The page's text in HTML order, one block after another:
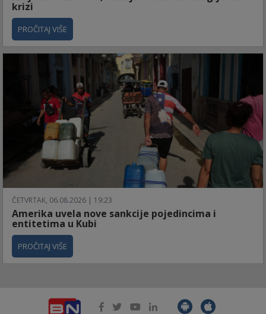
krizi
PROČITAJ VIŠE
ČETVRTAK, 06.08.2026 | 19:23
Amerika uvela nove sankcije pojedincima i
entitetima u Kubi
PROČITAJ VIŠE